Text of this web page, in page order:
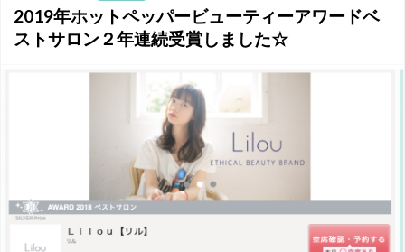
2019年ホットペッパービューティーアワードベ
ストサロン２年連続受賞しました☆